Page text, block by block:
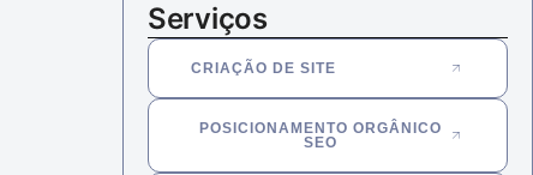
Serviços
CRIAÇÃO DE SITE
POSICIONAMENTO ORGÂNICO
SEO